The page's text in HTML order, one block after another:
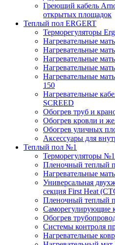
Греющий кабель
открытых площадок
Теплый пол ERGERT
Терморегуляторы
Нагревательные
Нагревательные
Нагревательные
Нагревательные
Нагревательные
150
Нагревательные
SCREED
Обогрев труб и
Обогрев кровли и
Обогрев уличных
Аксессуары для
Теплый пол №1
Терморегуляторы №1
Пленочный теплый
Нагревательные
Универсальная
секция First Heat
Пленочный теплый
Саморегулирующие
Обогрев
Системы контроля
Нагревательные